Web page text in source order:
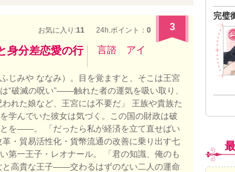
お気に入り:11 24h.ポイント： 0 3
身分差恋愛の行
言諮 アイ
じみや ななみ）。目を覚ますと、そこは王宮
“破滅の呪い”――触れた者の運気を吸い取り、
れた娘など、王宮には不要だ」 王族や貴族た
学んでいた彼女は気づく。この国の財政は破
を――。 「だったら私が経済を立て直せばい
・貿易活性化・貨幣流通の改善に乗り出す七
第一王子・レオナール。 「君の知識、俺のも
と高貴な王子――交わるはずのない二人の運命
完璧